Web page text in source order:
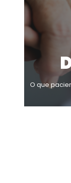
O que